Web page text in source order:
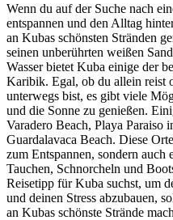
Wenn du auf der Suche nach
entspannen und den Alltag
an Kubas schönsten Stränden
seinen unberührten weißen
Wasser bietet Kuba einige der
Karibik. Egal, ob du allein reist
unterwegs bist, es gibt viele
und die Sonne zu genießen.
Varadero Beach, Playa Paraiso
Guardalavaca Beach. Diese
zum Entspannen, sondern
Tauchen, Schnorcheln und
Reisetipp für Kuba suchst, um
und deinen Stress abzubauen,
an Kubas schönste Strände